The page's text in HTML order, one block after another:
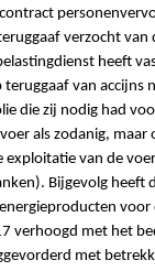
verzocht van
heeft
van accijns
die zij nodig had
als zodanig, maar
exploitatie van de
Bijgevolg heeft
verhoogd met het
met